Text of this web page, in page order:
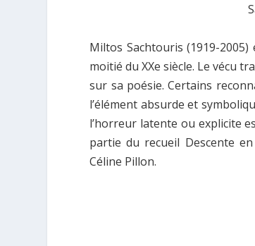
Miltos Sachtouris (1919-
moitié du XXe siècle. Le vécu
sur sa poésie. Certains
l’élément absurde et
l’horreur latente ou explicite
partie du recueil Descente
Céline Pillon.